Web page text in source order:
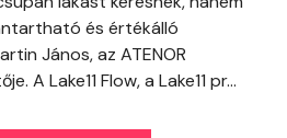
és értékálló
János, az ATENOR
A Lake11 Flow, a Lake11 pr...